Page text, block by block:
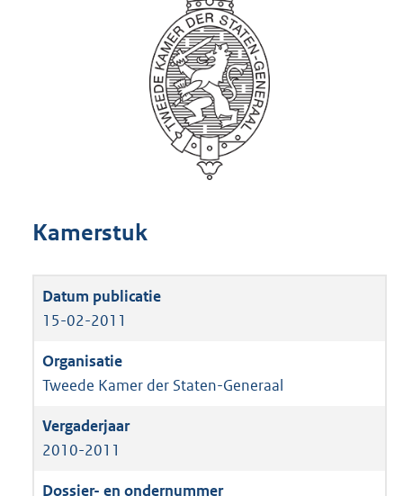
Kamerstuk
15-02-2011
Tweede Kamer der Staten-Generaal
2010-2011